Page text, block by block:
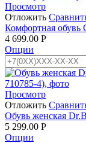
Просмотр
Отложить
Комфортная обувь
4 699.00 Р
Опции
Просмотр
Отложить
Обувь женская
5 299.00 Р
Опции